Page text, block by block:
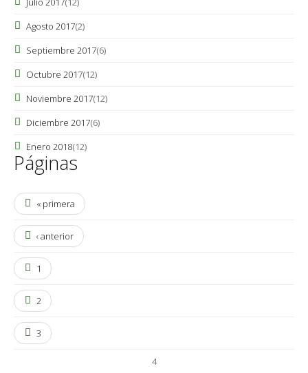
Agosto 2017(2)
Septiembre 2017(6)
Octubre 2017(12)
Noviembre 2017(12)
Diciembre 2017(6)
Enero 2018(12)
Páginas
« primera
‹ anterior
1
2
3
4